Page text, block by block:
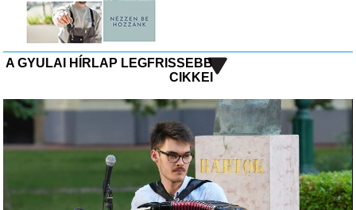
A GYULAI HÍRLAP LEGFRISSEBB
CIKKEI